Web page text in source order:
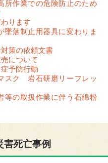
作業での危険防止のため
ります
落制止用器具に変わりま
策の依頼文書
について
予防行動
スク 岩石研磨リーフレッ
の取扱作業に伴う石綿粉
害死亡事例